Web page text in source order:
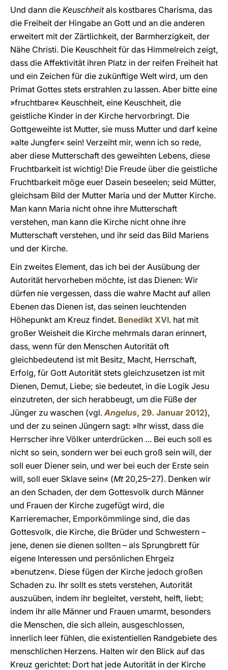
Und dann die Keuschheitals kostbares Charisma, das
die Freiheit der Hingabe an Gott und an die anderen
erweitert mit der Zärtlichkeit, der Barmherzigkeit, der
Nähe Christi. Die Keuschheit für das Himmelreich zeigt,
dass die Affektivität ihren Platz in der reifen Freiheit hat
und ein Zeichen für die zukünftige Welt wird, um den
Primat Gottes stets erstrahlen zu lassen. Aber bitte eine
»fruchtbare« Keuschheit, eine Keuschheit, die
geistliche Kinder in der Kirche hervorbringt. Die
Gottgeweihte ist Mutter, sie muss Mutter und darf keine
»alte Jungfer« sein! Verzeiht mir, wenn ich so rede,
aber diese Mutterschaft des geweihten Lebens, diese
Fruchtbarkeit ist wichtig! Die Freude über die geistliche
Fruchtbarkeit möge euer Dasein beseelen; seid Mütter,
gleichsam Bild der Mutter Maria und der Mutter Kirche.
Man kann Maria nicht ohne ihre Mutterschaft
verstehen, man kann die Kirche nicht ohne ihre
Mutterschaft verstehen, und ihr seid das Bild Mariens
und der Kirche.
Ein zweites Element, das ich bei der Ausübung der
Autorität hervorheben möchte, ist das Dienen: Wir
dürfen nie vergessen, dass die wahre Macht auf allen
Ebenen das Dienen ist, das seinen leuchtenden
Höhepunkt am Kreuz findet. Benedikt XVI. hat mit
großer Weisheit die Kirche mehrmals daran erinnert,
dass, wenn für den Menschen Autorität oft
gleichbedeutend ist mit Besitz, Macht, Herrschaft,
Erfolg, für Gott Autorität stets gleichzusetzen ist mit
Dienen, Demut, Liebe; sie bedeutet, in die Logik Jesu
einzutreten, der sich herabbeugt, um die Füße der
Jünger zu waschen (vgl.Angelus, 29. Januar 2012),
und der zu seinen Jüngern sagt: »Ihr wisst, dass die
Herrscher ihre Völker unterdrücken … Bei euch soll es
nicht so sein, sondern wer bei euch groß sein will, der
soll euer Diener sein, und wer bei euch der Erste sein
will, soll euer Sklave sein« (Mt 20,25–27). Denken wir
an den Schaden, der dem Gottesvolk durch Männer
und Frauen der Kirche zugefügt wird, die
Karrieremacher, Emporkömmlinge sind, die das
Gottesvolk, die Kirche, die Brüder und Schwestern –
jene, denen sie dienen sollten – als Sprungbrett für
eigene Interessen und persönlichen Ehrgeiz
»benutzen«. Diese fügen der Kirche jedoch großen
Schaden zu. Ihr sollt es stets verstehen, Autorität
auszuüben, indem ihr begleitet, versteht, helft, liebt;
indem ihr alle Männer und Frauen umarmt, besonders
die Menschen, die sich allein, ausgeschlossen,
innerlich leer fühlen, die existentiellen Randgebiete des
menschlichen Herzens. Halten wir den Blick auf das
Kreuz gerichtet: Dort hat jede Autorität in der Kirche